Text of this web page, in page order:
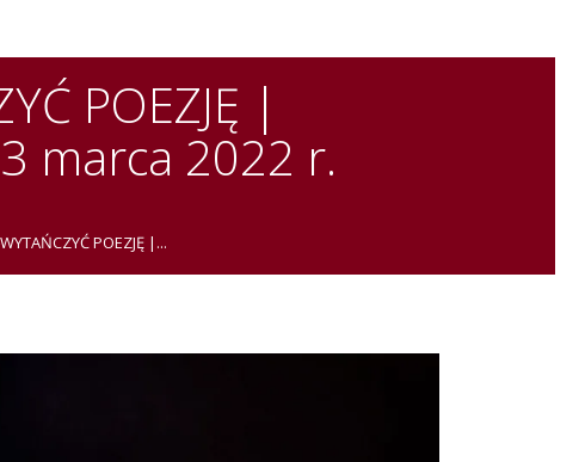
POEZJĘ |
marca 2022 r.
POEZJĘ |...